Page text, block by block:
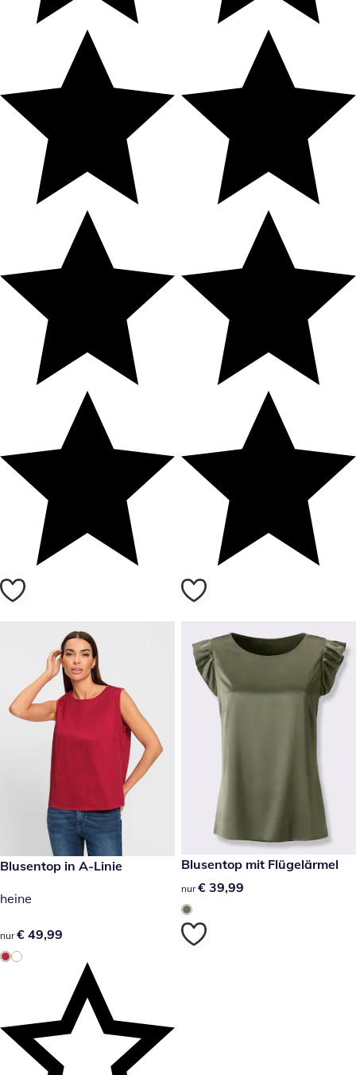
€ 49,99
Blusentop in A-Linie
heine
€ 49,99
nur € 49,99
€ 39,99
Blusentop mit Flügelärmel
€ 39,99
nur € 39,99